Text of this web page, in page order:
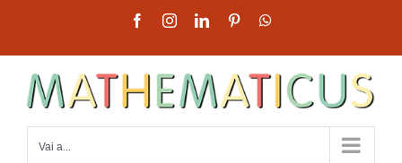
contenuto
FacebookInstagramLinkedInPinterest
Vai a...